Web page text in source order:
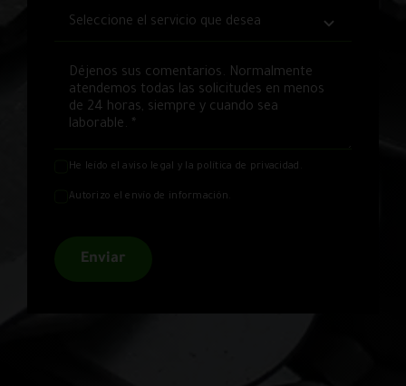
He leído elaviso legal y la política de privacidad
Autorizo el envío de información.
Enviar